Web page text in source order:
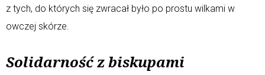
z tych, do których się zwracał było po prostu wilkami w
owczej skórze.
Solidarność z biskupami